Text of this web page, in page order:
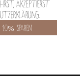
akzeptierst